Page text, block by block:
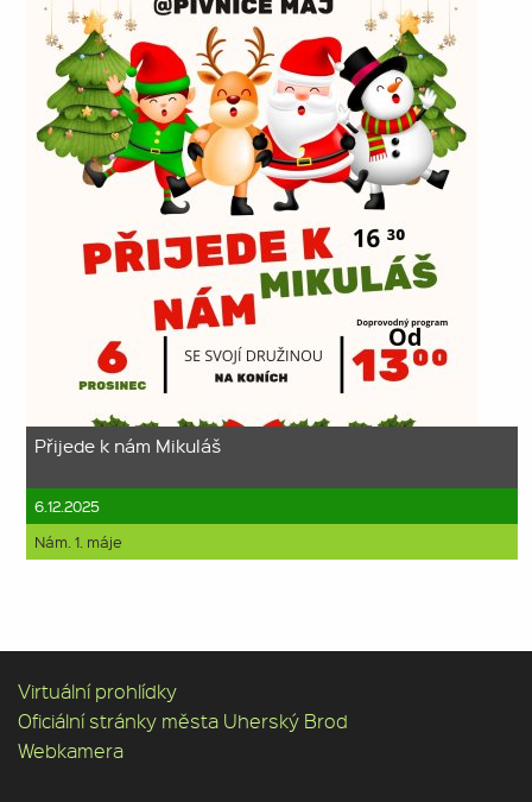
Přijede k nám Mikuláš
6.12.2025
Nám. 1. máje
Virtuální prohlídky
Oficiální stránky města Uherský Brod
Webkamera